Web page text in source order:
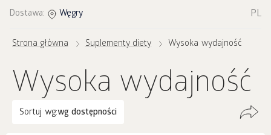
Dostawa: Węgry PL
Strona główna Suplementy diety Wysoka wydajność
Wysoka wydajność
Sortuj wg:wg dostępności